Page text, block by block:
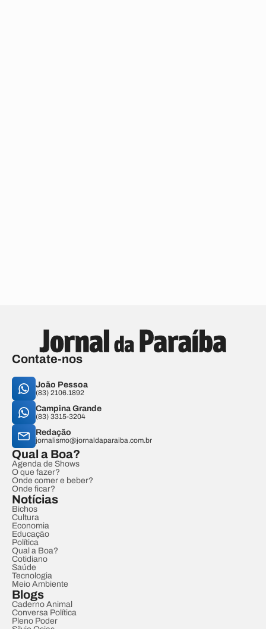
Contate-nos
João Pessoa
(83) 2106.1892
Campina Grande
(83) 3315-3204
Redação
jornalismo@jornaldaparaiba.com.br
Qual a Boa?
Agenda de Shows
O que fazer?
Onde comer e beber?
Onde ficar?
Notícias
Bichos
Cultura
Economia
Educação
Política
Qual a Boa?
Cotidiano
Saúde
Tecnologia
Meio Ambiente
Blogs
Caderno Animal
Conversa Política
Pleno Poder